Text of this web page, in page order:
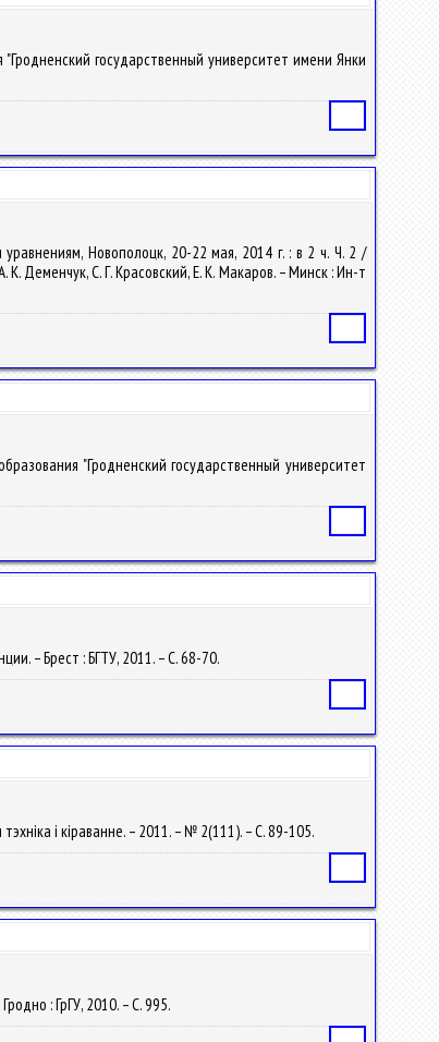
государственный университет имени Янки
Новополоцк, 20-22 мая, 2014 г. : в 2 ч. Ч. 2 /
Деменчук, С. Г. Красовский, Е. К. Макаров. – Минск : Ин-т
"Гродненский государственный университет
– Брест : БГТУ, 2011. – С. 68-70.
і кіраванне. – 2011. – № 2(111). – С. 89-105.
: ГрГУ, 2010. – С. 995.